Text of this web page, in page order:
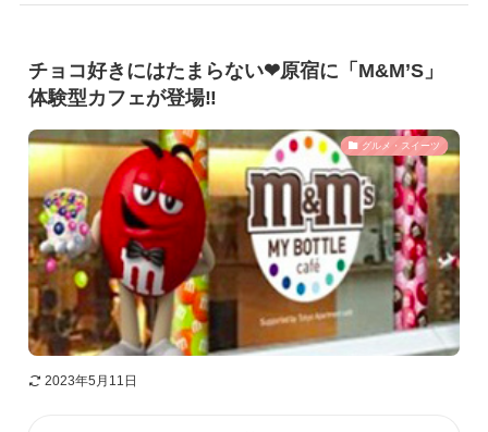
チョコ好きにはたまらない❤︎原宿に「M&M’S」
体験型カフェが登場‼︎
グルメ・スイーツ
2023年5月11日